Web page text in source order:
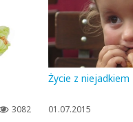
3082
Życie z niejadkiem
01.07.2015